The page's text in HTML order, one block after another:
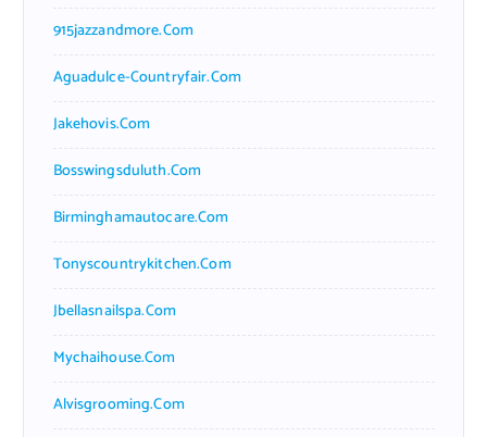
915jazzandmore.com
Aguadulce-Countryfair.com
Jakehovis.com
Bosswingsduluth.com
Birminghamautocare.com
Tonyscountrykitchen.com
Jbellasnailspa.com
Mychaihouse.com
Alvisgrooming.com